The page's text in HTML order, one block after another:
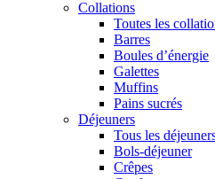
Collations
Toutes les
Barres
Boules d’énergie
Galettes
Muffins
Pains sucrés
Déjeuners
Tous les
Bols-déjeuner
Crêpes